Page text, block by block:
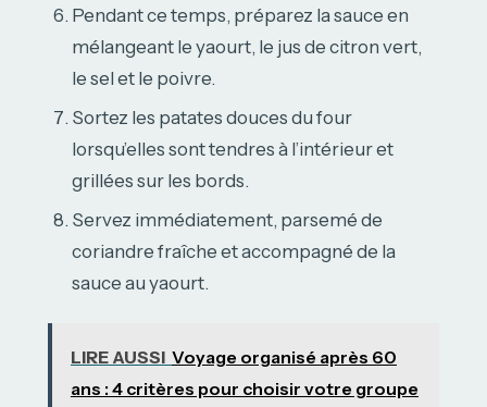
Pendant ce temps, préparez la sauce en
mélangeant le yaourt, le jus de citron vert,
le sel et le poivre.
Sortez les patates douces du four
lorsqu’elles sont tendres à l’intérieur et
grillées sur les bords.
Servez immédiatement, parsemé de
coriandre fraîche et accompagné de la
sauce au yaourt.
LIRE AUSSI Voyage organisé après 60
ans : 4 critères pour choisir votre groupe